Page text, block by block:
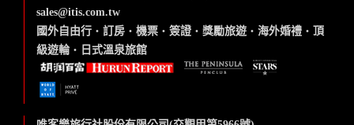
sales@itis.com.tw
國外自由行 ‧ 訂房 ‧ 機票 ‧ 簽證 ‧ 獎勵旅遊 ‧ 海外婚禮 ‧ 頂
級遊輪 ‧ 日式溫泉旅館